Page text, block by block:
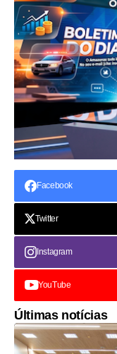
Facebook
Twitter
Instagram
YouTube
Últimas notícias